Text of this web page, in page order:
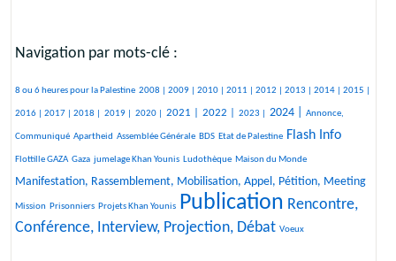
Navigation par mots-clé :
534/2691
8 ou 6 heures pour la Palestine
80/2691 2008 |
306/2691 2009 |
247/2691 2010 |
363/2691 2011 |
301/2691 2012 |
332/2691 2013 |
170/2691 2014 |
123/2691 2015 |
370/2691
2016 |
577/2691
2017 |
185/2691 2018 |
112/2691 2019 |
122/2691 2020 |
919/2691 2021 |
895/2691 2022 |
406/2691 2023 |
929/2691 2024 |
367/2691 Annonce,
Communiqué
25/2691 Apartheid
25/2691 Assemblée Générale
188/2691 BDS
29/2691 Etat de Palestine
1363/2691 Flash Info
56/2691
Flottille GAZA
332/2691 Gaza
220/2691 jumelage Khan Younis
316/2691 Ludothèque
24/2691 Maison du Monde
1129/2691
Manifestation, Rassemblement, Mobilisation, Appel, Pétition, Meeting
21/2691
Mission
24/2691Prisonniers
186/2691 Projets Khan Younis
2691/2691 Publication
1543/2691
Rencontre,
Conférence, Interview, Projection, Débat
23/2691 Voeux